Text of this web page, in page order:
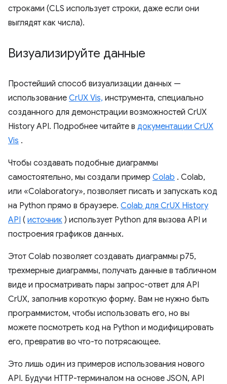
строками (CLS использует строки, даже если они
выглядят как числа).
Визуализируйте данные
Простейший способ визуализации данных —
использование CrUX Vis, инструмента, специально
созданного для демонстрации возможностей CrUX
History API. Подробнее читайте в документации CrUX
Vis .
Чтобы создавать подобные диаграммы
самостоятельно, мы создали пример Colab . Colab,
или «Colaboratory», позволяет писать и запускать код
на Python прямо в браузере. Colab для CrUX History
API ( источник ) использует Python для вызова API и
построения графиков данных.
Этот Colab позволяет создавать диаграммы p75,
трехмерные диаграммы, получать данные в табличном
виде и просматривать пары запрос-ответ для API
CrUX, заполнив короткую форму. Вам не нужно быть
программистом, чтобы использовать его, но вы
можете посмотреть код на Python и модифицировать
его, превратив во что-то потрясающее.
Это лишь один из примеров использования нового
API. Будучи HTTP-терминалом на основе JSON, API